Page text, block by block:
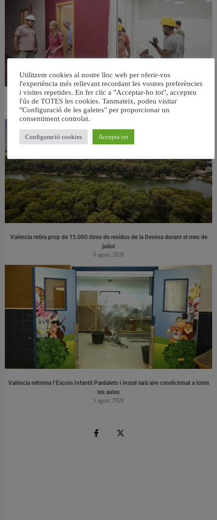
València ultima el nou centre per a persones majors del barri de Sant Antoni
6 agost, 2026
València retira prop de 15.000 litres de residus de la Devesa durant el mes de
juliol
6 agost, 2026
València reforma l’Escola Infantil Pardalets i instal·larà aire condicionat a totes
les aules
5 agost, 2026
Utilitzem cookies al nostre lloc web per oferir-vos
l'experiència més rellevant recordant les vostres preferències
i visites repetides. En fer clic a "Acceptar-ho tot", accepteu
l'ús de TOTES les cookies. Tanmateix, podeu visitar
"Configuració de les galetes" per proporcionar un
consentiment controlat.
Configuració cookies Accepta tot